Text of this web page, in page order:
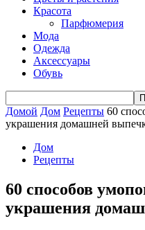
Красота
Парфюмерия
Мода
Одежда
Аксессуары
Обувь
Домой Дом Рецепты 60
украшения домашней
Дом
Рецепты
60 способов
украшения